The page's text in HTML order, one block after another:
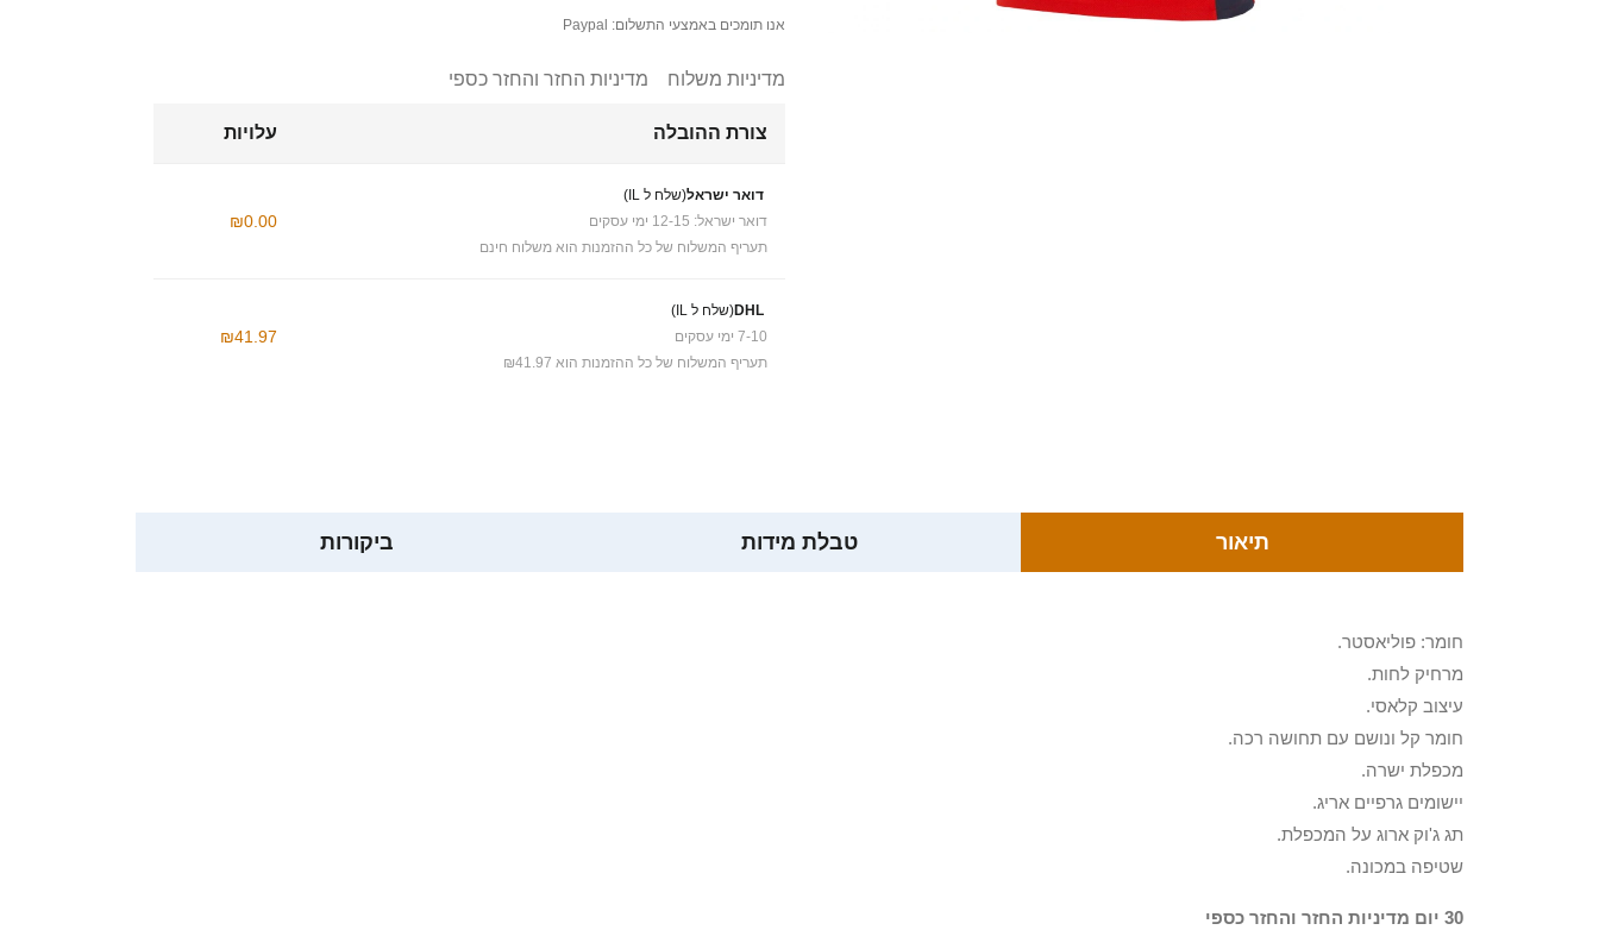
אנו תומכים באמצעי התשלום: Paypal
מדיניות משלוח מדיניות החזר והחזר כספי
צורת ההובלה עלויות
דואר ישראל(שלח ל IL)
דואר ישראל: 12-15 ימי עסקים
תעריף המשלוח של כל ההזמנות הוא משלוח חינם
₪0.00
DHL(שלח ל IL)
7-10 ימי עסקים
תעריף המשלוח של כל ההזמנות הוא ₪41.97
₪41.97
תיאור טבלת מידות ביקורות
חומר: פוליאסטר.
מרחיק לחות.
עיצוב קלאסי.
חומר קל ונושם עם תחושה רכה.
מכפלת ישרה.
יישומים גרפיים אריג.
תג ג'וק ארוג על המכפלת.
שטיפה במכונה.
30 יום מדיניות החזר והחזר כספי